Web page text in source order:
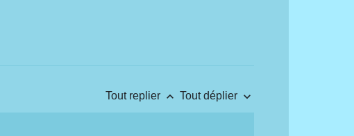
Tout replier keyboard_arrow_up Tout déplier keyboard_arrow_down